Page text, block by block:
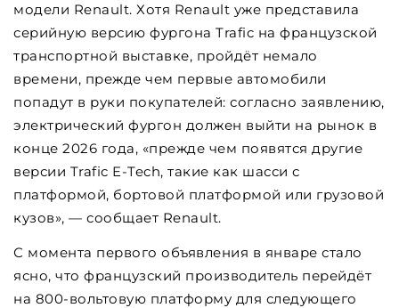
модели Renault. Хотя Renault уже представила
серийную версию фургона Trafic на французской
транспортной выставке, пройдёт немало
времени, прежде чем первые автомобили
попадут в руки покупателей: согласно заявлению,
электрический фургон должен выйти на рынок в
конце 2026 года, «прежде чем появятся другие
версии Trafic E-Tech, такие как шасси с
платформой, бортовой платформой или грузовой
кузов», — сообщает Renault.
С момента первого объявления в январе стало
ясно, что французский производитель перейдёт
на 800-вольтовую платформу для следующего